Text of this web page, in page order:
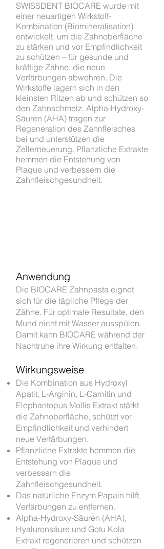
SWISSDENT BIOCARE wurde mit
einer neuartigen Wirkstoff-
Kombination (Biomineralisation)
entwickelt, um die Zahnoberfläche
zu stärken und vor Empfindlichkeit
zu schützen – für gesunde und
kräftige Zähne, die neue
Verfärbungen abwehren. Die
Wirkstoffe lagern sich in den
kleinsten Ritzen ab und schützen so
den Zahnschmelz. Alpha-Hydroxy-
Säuren (AHA) tragen zur
Regeneration des Zahnfleisches
bei und unterstützen die
Zellerneuerung. Pflanzliche Extrakte
hemmen die Entstehung von
Plaque und verbessern die
Zahnfleischgesundheit.
Anwendung
Die BIOCARE Zahnpasta eignet
sich für die tägliche Pflege der
Zähne. Für optimale Resultate, den
Mund nicht mit Wasser ausspülen.
Damit kann BIOCARE während der
Nachtruhe ihre Wirkung entfalten.
Wirkungsweise
Die Kombination aus Hydroxyl
Apatit, L-Arginin, L-Carnitin und
Elephantopus Mollis Extrakt stärkt
die Zahnoberfläche, schützt vor
Empfindlichkeit und verhindert
neue Verfärbungen.
Pflanzliche Extrakte hemmen die
Entstehung von Plaque und
verbessern die
Zahnfleischgesundheit.
Das natürliche Enzym Papain hilft,
Verfärbungen zu entfernen.
Alpha-Hydroxy-Säuren (AHA),
Hyaluronsäure und Gotu Kola
Extrakt regenerieren und schützen